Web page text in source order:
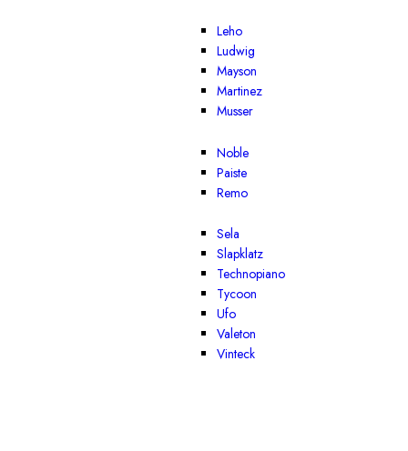
Leho
Ludwig
Mayson
Martinez
Musser
Noble
Paiste
Remo
Sela
Slapklatz
Technopiano
Tycoon
Ufo
Valeton
Vinteck